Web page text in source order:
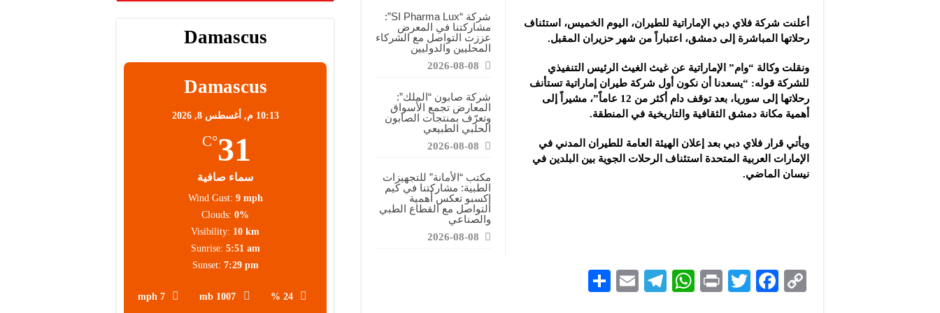
مجموعة “العملاق” الصناعية: نسعى لتعزيز حضور منتجاتنا في السوق السورية وتقديم منتجات ذات قيمة وجودة عالية
شركة “دلجين قلب الحياة”: معرض كيم إكسبو فرصة للتعريف بالمنتجات الطبيعية والوصول إلى شريحة أوسع من العملاء
شركة “SI Pharma Lux”:
مشاركتنا في المعرض
عززت التواصل مع الشركاء
المحليين والدوليين
2026-08-08
شركة صابون “الملك”:
المعارض تجمع الأسواق
وتعرّف بمنتجات الصابون
الحلبي الطبيعي
2026-08-08
مكتب “الأمانة” للتجهيزات
الطبية: مشاركتنا في كيم
إكسبو تعكس أهمية
التواصل مع القطاع الطبي
والصناعي
2026-08-08
أعلنت شركة فلاي دبي الإماراتية للطيران، اليوم الخميس، استئناف
رحلاتها المباشرة إلى دمشق، اعتباراً من شهر حزيران المقبل.
ونقلت وكالة “وام” الإماراتية عن غيث الغيث الرئيس التنفيذي
للشركة قوله: “يسعدنا أن نكون أول شركة طيران إماراتية تستأنف
رحلاتها إلى سوريا، بعد توقف دام أكثر من 12 عاماً”، مشيراً إلى
أهمية مكانة دمشق الثقافية والتاريخية في المنطقة.
ويأتي قرار فلاي دبي بعد إعلان الهيئة العامة للطيران المدني في
الإمارات العربية المتحدة استئناف الرحلات الجوية بين البلدين في
نيسان الماضي.
C
F
T
P
W
Te
E
Damascus
Damascus
10:13 م, أغسطس 8, 2026
31
°C
سماء صافية
24 %
1007 mb
7 mph
Wind Gust: 9 mph
Clouds: 0%
Visibility: 10 km
Sunrise: 5:51 am
Sunset: 7:29 pm